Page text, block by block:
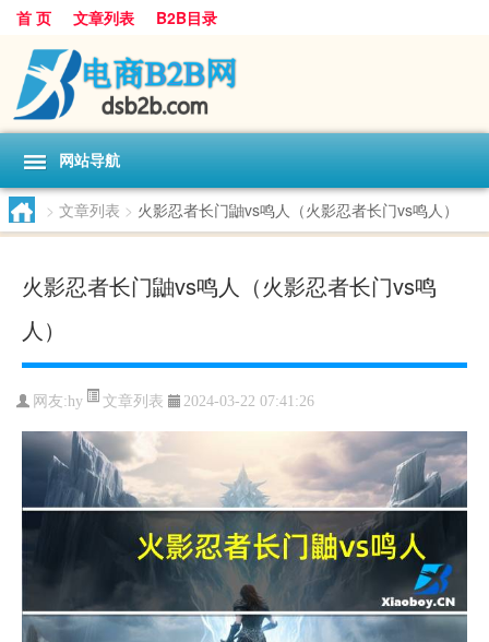
首 页 文章列表 B2B目录
网站导航
> 文章列表 > 火影忍者长门鼬vs鸣人（火影忍者长门vs鸣人）
火影忍者长门鼬vs鸣人（火影忍者长门vs鸣
人）
网友:hy 文章列表 2024-03-22 07:41:26